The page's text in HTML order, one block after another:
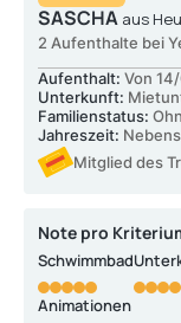
SASCHA aus
2 Aufenthalte bei
Aufenthalt: Von
Unterkunft:
Familienstatus:
Jahreszeit:
Mitglied des
Note pro
Schwimmbad
Animationen